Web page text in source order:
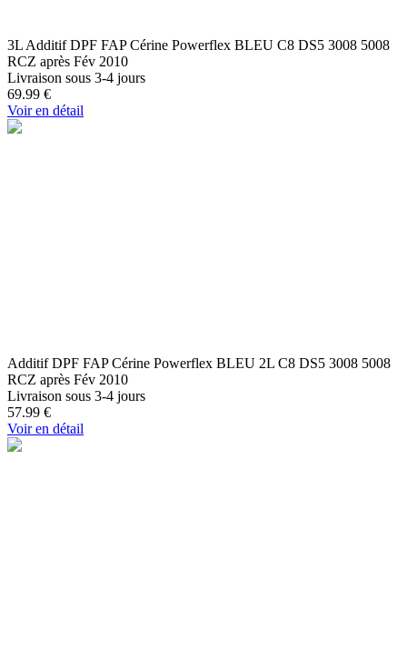
3L Additif DPF FAP Cérine Powerflex BLEU C8 DS5 3008 5008
RCZ après Fév 2010
Livraison sous 3-4 jours
69.99 €
Voir en détail
Additif DPF FAP Cérine Powerflex BLEU 2L C8 DS5 3008 5008
RCZ après Fév 2010
Livraison sous 3-4 jours
57.99 €
Voir en détail